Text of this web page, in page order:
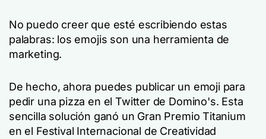
No puedo creer que esté escribiendo estas
palabras: los emojis son una herramienta de
marketing.
De hecho, ahora puedes publicar un emoji para
pedir una pizza en el Twitter de Domino's. Esta
sencilla solución ganó un Gran Premio Titanium
en el Festival Internacional de Creatividad